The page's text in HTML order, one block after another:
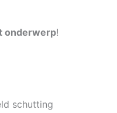
onderwerp!
schutting